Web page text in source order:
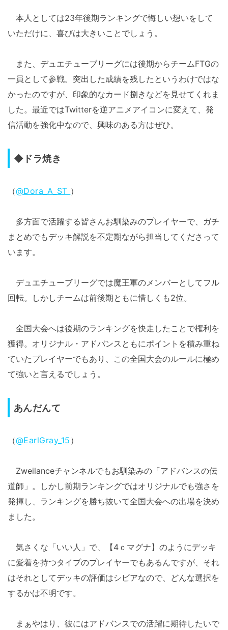
本人としては23年後期ランキングで悔しい想いをして
いただけに、喜びは大きいことでしょう。
また、デュエチューブリーグには後期からチームFTGの
一員として参戦。突出した成績を残したというわけではな
かったのですが、印象的なカード捌きなどを見せてくれま
した。最近ではTwitterを逆アニメアイコンに変えて、発
信活動を強化中なので、興味のある方はぜひ。
◆ドラ焼き
（@Dora_A_ST ）
多方面で活躍する皆さんお馴染みのプレイヤーで、ガチ
まとめでもデッキ解説を不定期ながら担当してくださって
います。
デュエチューブリーグでは魔王軍のメンバーとしてフル
回転。しかしチームは前後期ともに惜しくも2位。
全国大会へは後期のランキングを快走したことで権利を
獲得。オリジナル・アドバンスともにポイントを積み重ね
ていたプレイヤーでもあり、この全国大会のルールに極め
て強いと言えるでしょう。
あんだんて
（@EarlGray_15 ）
Zweilanceチャンネルでもお馴染みの「アドバンスの伝
道師」。しかし前期ランキングではオリジナルでも強さを
発揮し、ランキングを勝ち抜いて全国大会への出場を決め
ました。
気さくな「いい人」で、【4ｃマグナ】のようにデッキ
に愛着を持つタイプのプレイヤーでもあるんですが、それ
はそれとしてデッキの評価はシビアなので、どんな選択を
するかは不明です。
まぁやはり、彼にはアドバンスでの活躍に期待したいで